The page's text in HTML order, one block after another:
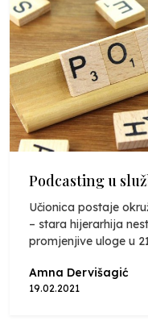
Podcasting u
Učionica postaje
– stara hijerarhija
promjenjive uloge u
Amna Dervišagić
19.02.2021